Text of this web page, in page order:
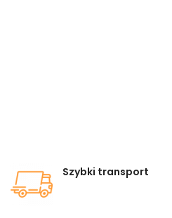
Szybki transport